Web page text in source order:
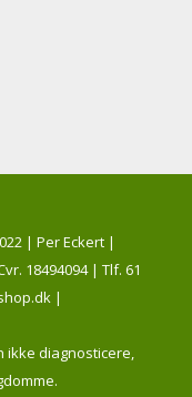
| Per Eckert |
18494094 | Tlf. 61
|
ikke diagnosticere,